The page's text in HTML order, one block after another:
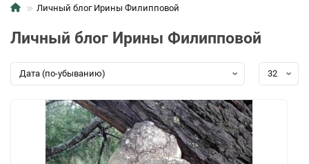
Личный блог Ирины Филипповой
Личный блог Ирины Филипповой